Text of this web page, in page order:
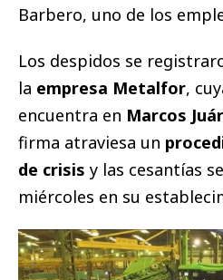
Barbero, uno de los
Los despidos se
la empresa Metalfor,
encuentra en Marcos
firma atraviesa un
de crisis y las cesantías
miércoles en su